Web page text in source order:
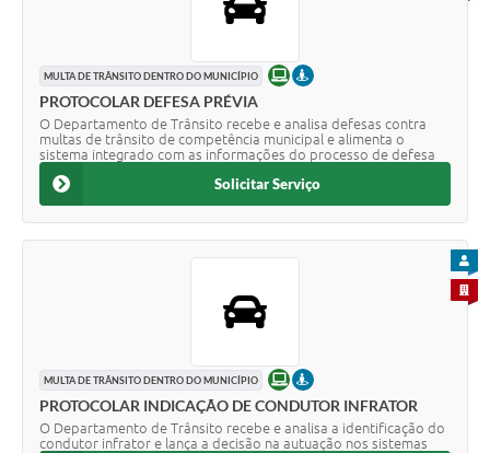
MULTA DE TRÂNSITO DENTRO DO MUNICÍPIO ONLINEPRESENCIAL
PROTOCOLAR DEFESA PRÉVIA
O Departamento de Trânsito recebe e analisa defesas contra
multas de trânsito de competência municipal e alimenta o
sistema integrado com as informações do processo de defesa
Solicitar Serviço
MULTA DE TRÂNSITO DENTRO DO MUNICÍPIO ONLINEPRESENCIAL
PROTOCOLAR INDICAÇÃO DE CONDUTOR INFRATOR
O Departamento de Trânsito recebe e analisa a identificação do
condutor infrator e lança a decisão na autuação nos sistemas
PARA